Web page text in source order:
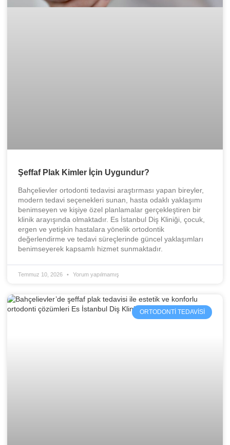
Şeffaf Plak Kimler İçin Uygundur?
Bahçelievler ortodonti tedavisi araştırması yapan bireyler,
modern tedavi seçenekleri sunan, hasta odaklı yaklaşımı
benimseyen ve kişiye özel planlamalar gerçekleştiren bir
klinik arayışında olmaktadır. Es İstanbul Diş Kliniği, çocuk,
ergen ve yetişkin hastalara yönelik ortodontik
değerlendirme ve tedavi süreçlerinde güncel yaklaşımları
benimseyerek kapsamlı hizmet sunmaktadır.
Temmuz 10, 2026 Yorum yapılmamış
ORTODONTI TEDAVISI